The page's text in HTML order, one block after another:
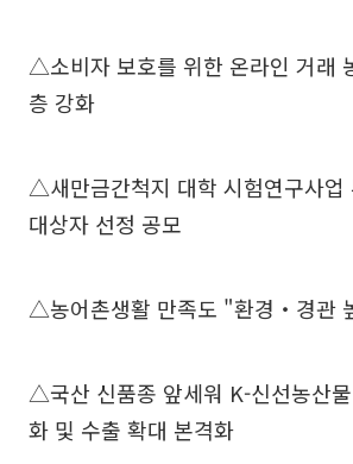
△소비자 보호를 위한 온라인 거래
층 강화
△새만금간척지 대학 시험연구사업
대상자 선정 공모
△농어촌생활 만족도 "환경‧경관
△국산 신품종 앞세워 K-신선농산
화 및 수출 확대 본격화